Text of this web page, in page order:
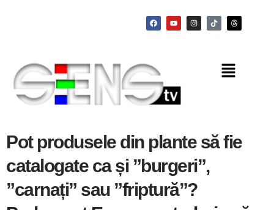
Pot produsele din plante să fie
catalogate ca și ”burgeri”,
”carnați” sau ”friptură”?